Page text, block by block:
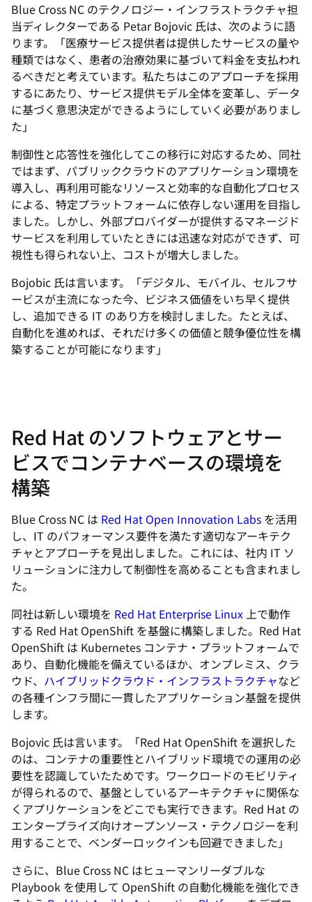
Blue Cross NC のテクノロジー・インフラストラクチャ担
当ディレクターである Petar Bojovic 氏は、次のように語
ります。「医療サービス提供者は提供したサービスの量や
種類ではなく、患者の治療効果に基づいて料金を支払われ
るべきだと考えています。私たちはこのアプローチを採用
するにあたり、サービス提供モデル全体を変革し、データ
に基づく意思決定ができるようにしていく必要がありまし
た」
制御性と応答性を強化してこの移行に対応するため、同社
ではまず、パブリッククラウドのアプリケーション環境を
導入し、再利用可能なリソースと効率的な自動化プロセス
による、特定プラットフォームに依存しない運用を目指し
ました。しかし、外部プロバイダーが提供するマネージド
サービスを利用していたときには迅速な対応ができず、可
視性も得られない上、コストが増大しました。
Bojobic 氏は言います。「デジタル、モバイル、セルフサ
ービスが主流になった今、ビジネス価値をいち早く提供
し、追加できる IT のあり方を検討しました。たとえば、
自動化を進めれば、それだけ多くの価値と競争優位性を構
築することが可能になります」
Red Hat のソフトウェアとサー
ビスでコンテナベースの環境を
構築
Blue Cross NC は Red Hat Open Innovation Labs を活用
し、IT のパフォーマンス要件を満たす適切なアーキテク
チャとアプローチを見出しました。これには、社内 IT ソ
リューションに注力して制御性を高めることも含まれまし
た。
同社は新しい環境を Red Hat Enterprise Linux上で動作
する Red Hat OpenShift を基盤に構築しました。Red Hat
OpenShift は Kubernetes コンテナ・プラットフォームで
あり、自動化機能を備えているほか、オンプレミス、クラ
ウド、 ハイブリッドクラウド・インフラストラクチャなど
の各種インフラ間に一貫したアプリケーション基盤を提供
します。
Bojovic 氏は言います。「Red Hat OpenShift を選択した
のは、コンテナの重要性とハイブリッド環境での運用の必
要性を認識していたためです。ワークロードのモビリティ
が得られるので、基盤としているアーキテクチャに関係な
くアプリケーションをどこでも実行できます。Red Hat の
エンタープライズ向けオープンソース・テクノロジーを利
用することで、ベンダーロックインも回避できました」
さらに、Blue Cross NC はヒューマンリーダブルな
Playbook を使用して OpenShift の自動化機能を強化でき